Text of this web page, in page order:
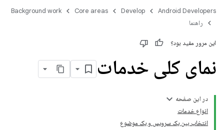
Android Developers
Develop
Core areas
Background work
راهنما
این مرور مفید بود؟
نمای کلی خدمات
در این صفحه
انواع خدمات
انتخاب بین یک سرویس و یک موضوع